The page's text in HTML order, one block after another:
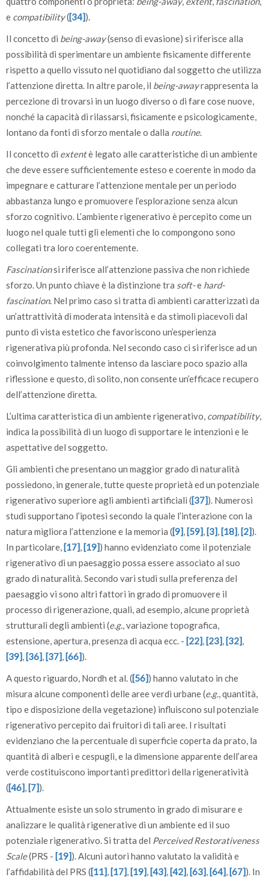
e compatibility([34]).
Il concetto di being-away(senso di evasione) si riferisce alla
possibilità di sperimentare un ambiente fisicamente differente
rispetto a quello vissuto nel quotidiano dal soggetto che utilizza
l’attenzione diretta. In altre parole, il being-awayrappresenta la
percezione di trovarsi in un luogo diverso o di fare cose nuove,
nonché la capacità di rilassarsi, fisicamente e psicologicamente,
lontano da fonti di sforzo mentale o dalla routine.
Il concetto di extentè legato alle caratteristiche di un ambiente
che deve essere sufficientemente esteso e coerente in modo da
impegnare e catturare l’attenzione mentale per un periodo
abbastanza lungo e promuovere l’esplorazione senza alcun
sforzo cognitivo. L’ambiente rigenerativo è percepito come un
luogo nel quale tutti gli elementi che lo compongono sono
collegati tra loro coerentemente.
Fascinationsi riferisce all’attenzione passiva che non richiede
sforzo. Un punto chiave è la distinzione tra soft-e hard-
fascination. Nel primo caso si tratta di ambienti caratterizzati da
un’attrattività di moderata intensità e da stimoli piacevoli dal
punto di vista estetico che favoriscono un’esperienza
rigenerativa più profonda. Nel secondo caso ci si riferisce ad un
coinvolgimento talmente intenso da lasciare poco spazio alla
riflessione e questo, di solito, non consente un’efficace recupero
dell’attenzione diretta.
L’ultima caratteristica di un ambiente rigenerativo, compatibility,
indica la possibilità di un luogo di supportare le intenzioni e le
aspettative del soggetto.
Gli ambienti che presentano un maggior grado di naturalità
possiedono, in generale, tutte queste proprietà ed un potenziale
rigenerativo superiore agli ambienti artificiali ([37]). Numerosi
studi supportano l’ipotesi secondo la quale l’interazione con la
natura migliora l’attenzione e la memoria ([9],[59],[3],[18],[2]).
In particolare,[17],[19]) hanno evidenziato come il potenziale
rigenerativo di un paesaggio possa essere associato al suo
grado di naturalità. Secondo vari studi sulla preferenza del
paesaggio vi sono altri fattori in grado di promuovere il
processo di rigenerazione, quali, ad esempio, alcune proprietà
strutturali degli ambienti (e.g., variazione topografica,
estensione, apertura, presenza di acqua ecc. - [22],[23],[32],
[39],[36],[37],[66]).
A questo riguardo, Nordh et al. ([56]) hanno valutato in che
misura alcune componenti delle aree verdi urbane (e.g., quantità,
tipo e disposizione della vegetazione) influiscono sul potenziale
rigenerativo percepito dai fruitori di tali aree. I risultati
evidenziano che la percentuale di superficie coperta da prato, la
quantità di alberi e cespugli, e la dimensione apparente dell’area
verde costituiscono importanti predittori della rigeneratività
([46],[7]).
Attualmente esiste un solo strumento in grado di misurare e
analizzare le qualità rigenerative di un ambiente ed il suo
potenziale rigenerativo. Si tratta del Perceived Restorativeness
Scale(PRS - [19]). Alcuni autori hanno valutato la validità e
l’affidabilità del PRS ([11],[17],[19],[43],[42],[63],[64],[67]). In